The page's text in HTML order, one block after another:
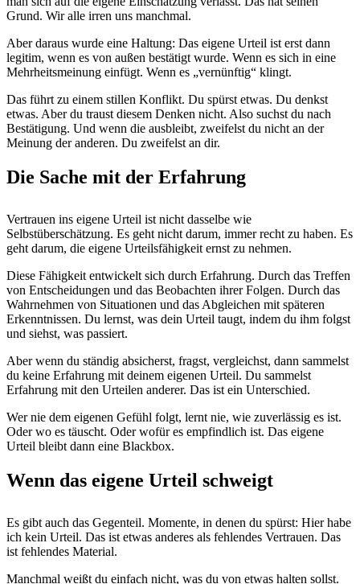
Grund. Wir alle irren uns manchmal.
Aber daraus wurde eine Haltung: Das eigene Urteil ist erst dann
legitim, wenn es von außen bestätigt wurde. Wenn es sich in eine
Mehrheitsmeinung einfügt. Wenn es „vernünftig“ klingt.
Das führt zu einem stillen Konflikt. Du spürst etwas. Du denkst
etwas. Aber du traust diesem Denken nicht. Also suchst du nach
Bestätigung. Und wenn die ausbleibt, zweifelst du nicht an der
Meinung der anderen. Du zweifelst an dir.
Die Sache mit der Erfahrung
Vertrauen ins eigene Urteil ist nicht dasselbe wie
Selbstüberschätzung. Es geht nicht darum, immer recht zu haben. Es
geht darum, die eigene Urteilsfähigkeit ernst zu nehmen.
Diese Fähigkeit entwickelt sich durch Erfahrung. Durch das Treffen
von Entscheidungen und das Beobachten ihrer Folgen. Durch das
Wahrnehmen von Situationen und das Abgleichen mit späteren
Erkenntnissen. Du lernst, was dein Urteil taugt, indem du ihm folgst
und siehst, was passiert.
Aber wenn du ständig absicherst, fragst, vergleichst, dann sammelst
du keine Erfahrung mit deinem eigenen Urteil. Du sammelst
Erfahrung mit den Urteilen anderer. Das ist ein Unterschied.
Wer nie dem eigenen Gefühl folgt, lernt nie, wie zuverlässig es ist.
Oder wo es täuscht. Oder wofür es empfindlich ist. Das eigene
Urteil bleibt dann eine Blackbox.
Wenn das eigene Urteil schweigt
Es gibt auch das Gegenteil. Momente, in denen du spürst: Hier habe
ich kein Urteil. Das ist etwas anderes als fehlendes Vertrauen. Das
ist fehlendes Material.
Manchmal weißt du einfach nicht, was du von etwas halten sollst.